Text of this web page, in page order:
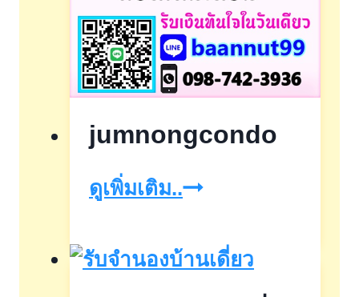
jumnongcondo
ดูเพิ่มเติม..jumnongcondo